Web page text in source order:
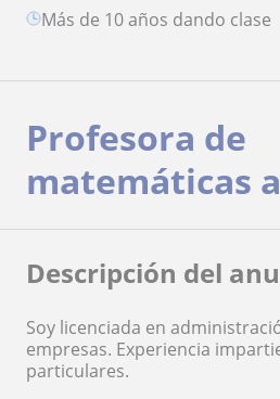
más de 10 años dando clase
Profesora de
matemáticas
Descripción del
Soy licenciada en
empresas. Experiencia
particulares.